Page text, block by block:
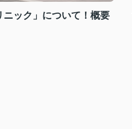
ック」について！概要